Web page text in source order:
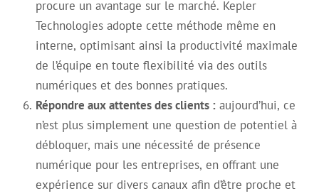
procure un avantage sur le marché. Kepler
Technologies adopte cette méthode même en
interne, optimisant ainsi la productivité maximale
de l’équipe en toute flexibilité via des outils
numériques et des bonnes pratiques.
Répondre aux attentes des clients : aujourd’hui, ce
n’est plus simplement une question de potentiel à
débloquer, mais une nécessité de présence
numérique pour les entreprises, en offrant une
expérience sur divers canaux afin d’être proche et